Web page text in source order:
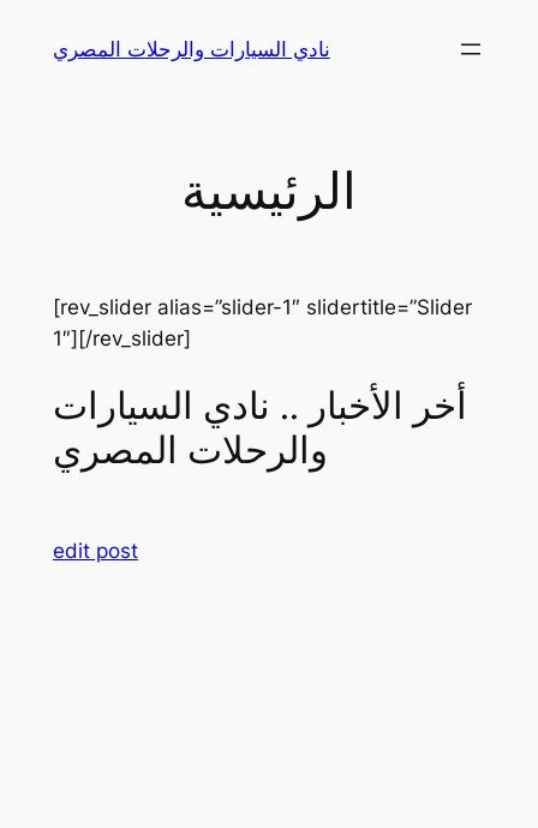
نادي السيارات والرحلات المصري
الرئيسية
[rev_slider alias=”slider-1″ slidertitle=”Slider
1″][/rev_slider]
أخر الأخبار .. نادي السيارات
والرحلات المصري
edit post